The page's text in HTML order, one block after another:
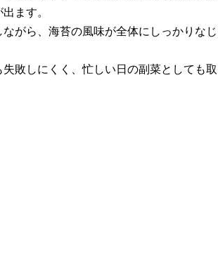
ます。
がら、海苔の風味が全体にしっかりなじ
敗しにくく、忙しい日の副菜としても取